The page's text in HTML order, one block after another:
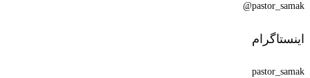
pastor_samak@
اینستاگرام
pastor_samak